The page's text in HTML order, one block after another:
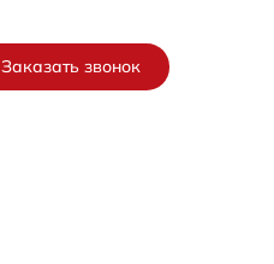
Заказать звонок